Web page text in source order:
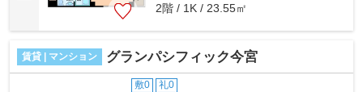
2階 / 1K / 23.55㎡
賃貸 | マンション グランパシフィック今宮
敷0 礼0